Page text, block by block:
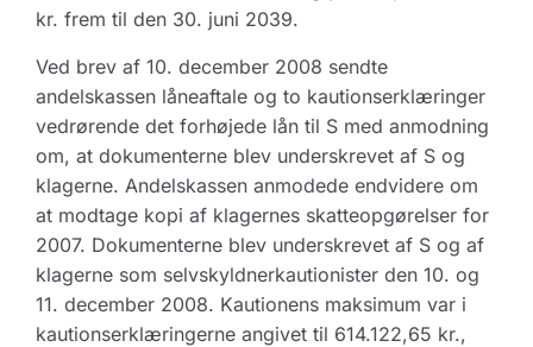
kr. frem til den 30. juni 2039.
Ved brev af 10. december 2008 sendte
andelskassen låneaftale og to kautionserklæringer
vedrørende det forhøjede lån til S med anmodning
om, at dokumenterne blev underskrevet af S og
klagerne. Andelskassen anmodede endvidere om
at modtage kopi af klagernes skatteopgørelser for
2007. Dokumenterne blev underskrevet af S og af
klagerne som selvskyldnerkautionister den 10. og
11. december 2008. Kautionens maksimum var i
kautionserklæringerne angivet til 614.122,65 kr.,